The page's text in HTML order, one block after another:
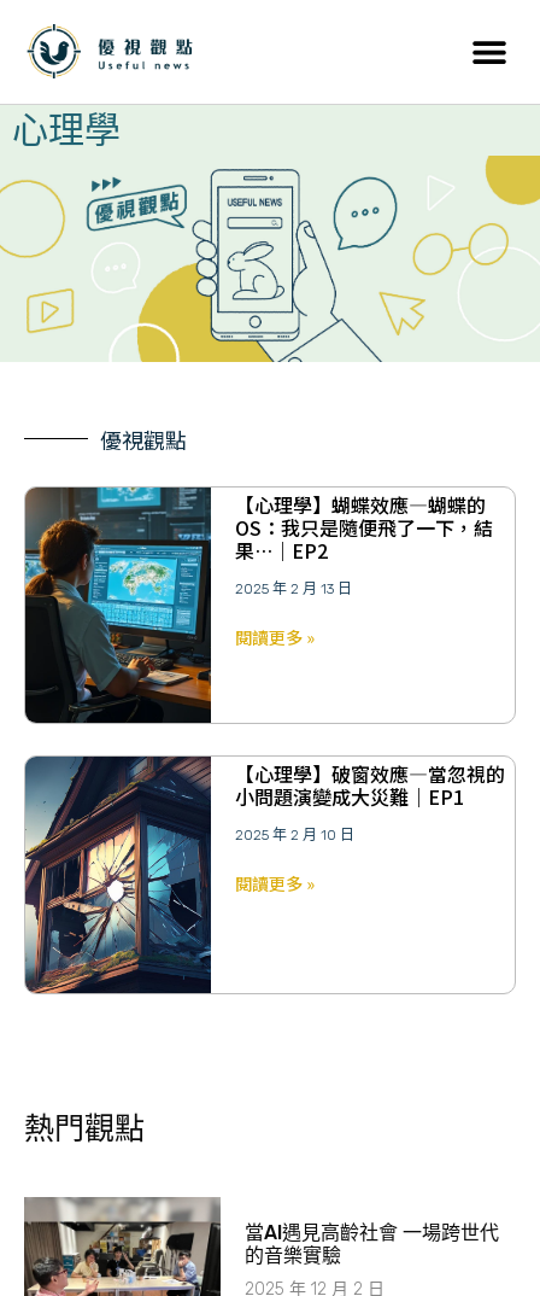
心理學
優視觀點
【心理學】蝴蝶效應—蝴蝶的
OS：我只是隨便飛了一下，結
果…｜EP2
2025 年 2 月 13 日
閱讀更多 »
【心理學】破窗效應—當忽視的
小問題演變成大災難｜EP1
2025 年 2 月 10 日
閱讀更多 »
熱門觀點
當AI遇見高齡社會 一場跨世代
的音樂實驗
2025 年 12 月 2 日